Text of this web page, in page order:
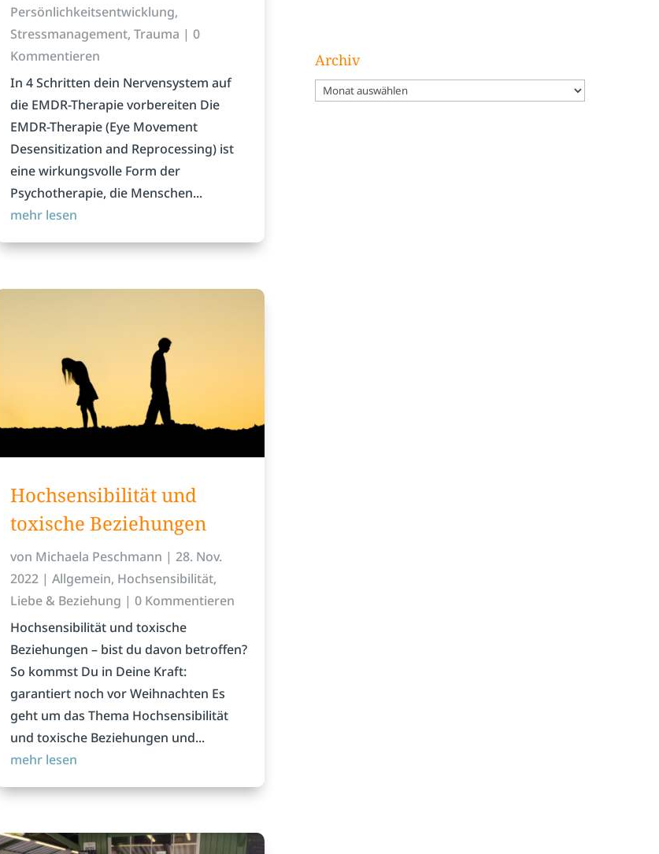
Persönlichkeitsentwicklung,
Stressmanagement, Trauma | 0
Kommentieren
In 4 Schritten dein Nervensystem auf
die EMDR-Therapie vorbereiten Die
EMDR-Therapie (Eye Movement
Desensitization and Reprocessing) ist
eine wirkungsvolle Form der
Psychotherapie, die Menschen...
mehr lesen
Hochsensibilität und
toxische Beziehungen
von Michaela Peschmann | 28. Nov.
2022| Allgemein, Hochsensibilität,
Liebe & Beziehung | 0 Kommentieren
Hochsensibilität und toxische
Beziehungen – bist du davon betroffen?
So kommst Du in Deine Kraft:
garantiert noch vor Weihnachten Es
geht um das Thema Hochsensibilität
und toxische Beziehungen und...
mehr lesen
Archiv
Archiv